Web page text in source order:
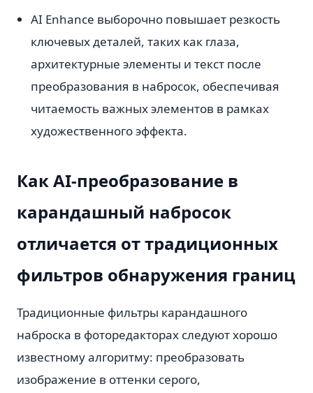
AI Enhance выборочно повышает резкость
ключевых деталей, таких как глаза,
архитектурные элементы и текст после
преобразования в набросок, обеспечивая
читаемость важных элементов в рамках
художественного эффекта.
Как AI-преобразование в
карандашный набросок
отличается от традиционных
фильтров обнаружения границ
Традиционные фильтры карандашного
наброска в фоторедакторах следуют хорошо
известному алгоритму: преобразовать
изображение в оттенки серого,